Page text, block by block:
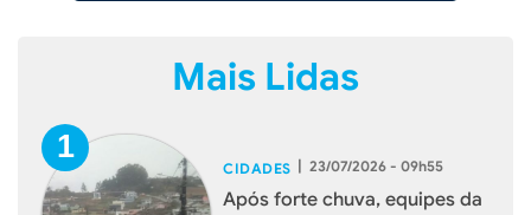
Mais Lidas
CIDADES | 23/07/2026 - 09h55
Após forte chuva, equipes da